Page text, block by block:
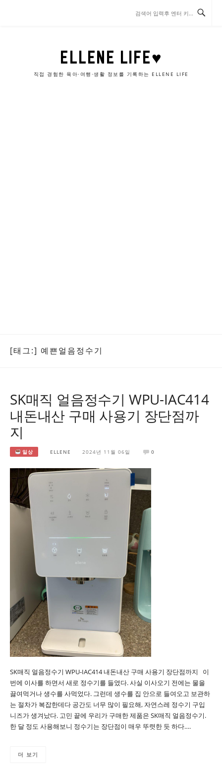
ELLENE LIFE♥
직접 경험한 육아·여행·생활 정보를 기록하는 ELLENE LIFE
[태그:] 예쁜얼음정수기
SK매직 얼음정수기 WPU-IAC414
내돈내산 구매 사용기 장단점까
지
일상 ELLENE 2024년 11월 06일 0
SK매직 얼음정수기 WPU-IAC414 내돈내산 구매 사용기 장단점까지 이
번에 이사를 하면서 새로 정수기를 들였다. 사실 이사오기 전에는 물을
끓여먹거나 생수를 사먹었다. 그런데 생수를 집 안으로 들여오고 보관하
는 절차가 복잡한데다 공간도 너무 많이 필요해, 자연스레 정수기 구입
니즈가 생겨났다. 고민 끝에 우리가 구매한 제품은 SK매직 얼음정수기.
한 달 정도 사용해보니 정수기는 장단점이 매우 뚜렷한 듯 하다….
더 보기